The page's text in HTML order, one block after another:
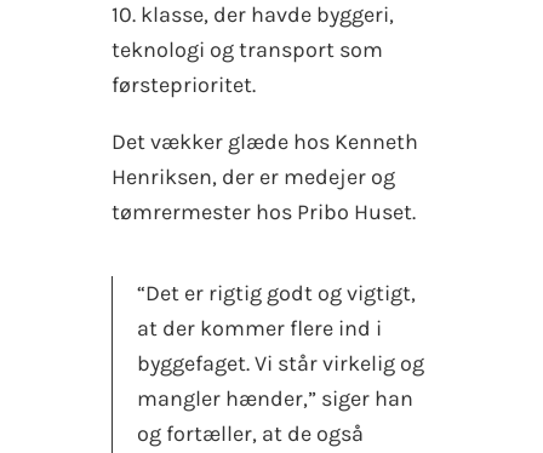
10. klasse, der havde byggeri,
teknologi og transport som
førsteprioritet.
Det vækker glæde hos Kenneth
Henriksen, der er medejer og
tømrermester hos Pribo Huset.
“Det er rigtig godt og vigtigt,
at der kommer flere ind i
byggefaget. Vi står virkelig og
mangler hænder,” siger han
og fortæller, at de også